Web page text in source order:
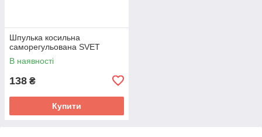
Шпулька косильна
саморегульована SVET
В наявності
138 ₴
Купити